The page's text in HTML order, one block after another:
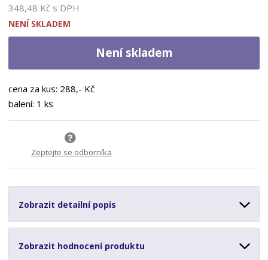
348,48 Kč s DPH
NENÍ SKLADEM
Není skladem
cena za kus: 288,- Kč
balení: 1 ks
Zeptejte se odborníka
Zobrazit detailní popis
Zobrazit hodnocení produktu